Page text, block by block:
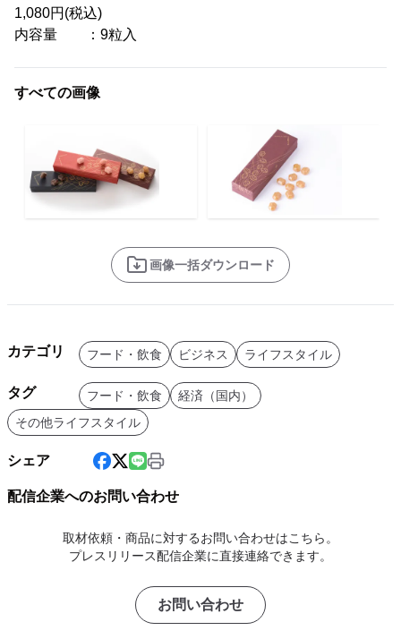
1,080円(税込)
内容量 ：9粒入
すべての画像
画像一括ダウンロード
カテゴリ フード・飲食 ビジネス ライフスタイル
タグ フード・飲食
経済（国内）
その他ライフスタイル
シェア
配信企業へのお問い合わせ
取材依頼・商品に対するお問い合わせはこちら。
プレスリリース配信企業に直接連絡できます。
お問い合わせ